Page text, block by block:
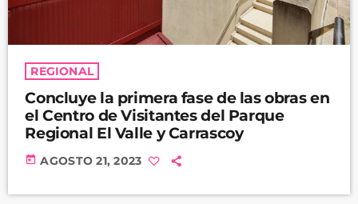
REGIONAL
Concluye la primera fase de las obras en
el Centro de Visitantes del Parque
Regional El Valle y Carrascoy
today AGOSTO 21, 2023